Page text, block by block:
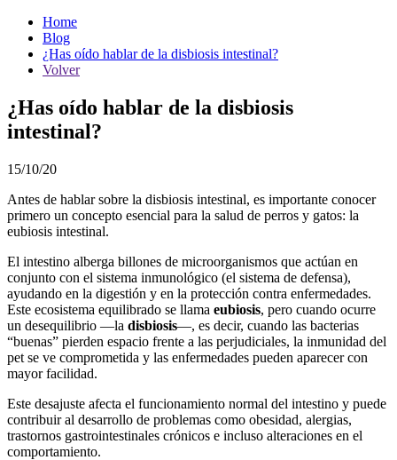
Home
Blog
¿Has oído hablar de la disbiosis intestinal?
Volver
¿Has oído hablar de la disbiosis
intestinal?
15/10/20
Antes de hablar sobre la disbiosis intestinal, es importante conocer
primero un concepto esencial para la salud de perros y gatos: la
eubiosis intestinal.
El intestino alberga billones de microorganismos que actúan en
conjunto con el sistema inmunológico (el sistema de defensa),
ayudando en la digestión y en la protección contra enfermedades.
Este ecosistema equilibrado se llama eubiosis, pero cuando ocurre
un desequilibrio —la disbiosis—, es decir, cuando las bacterias
“buenas” pierden espacio frente a las perjudiciales, la inmunidad del
pet se ve comprometida y las enfermedades pueden aparecer con
mayor facilidad.
Este desajuste afecta el funcionamiento normal del intestino y puede
contribuir al desarrollo de problemas como obesidad, alergias,
trastornos gastrointestinales crónicos e incluso alteraciones en el
comportamiento.